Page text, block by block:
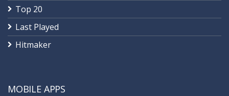
Top 20
Last Played
Hitmaker
MOBILE APPS